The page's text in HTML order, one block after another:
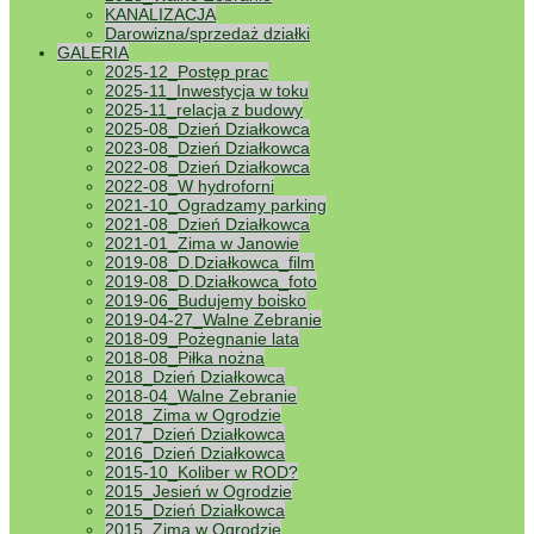
KANALIZACJA
Darowizna/sprzedaż działki
GALERIA
2025-12_Postęp prac
2025-11_Inwestycja w toku
2025-11_relacja z budowy
2025-08_Dzień Działkowca
2023-08_Dzień Działkowca
2022-08_Dzień Działkowca
2022-08_W hydroforni
2021-10_Ogradzamy parking
2021-08_Dzień Działkowca
2021-01_Zima w Janowie
2019-08_D.Działkowca_film
2019-08_D.Działkowca_foto
2019-06_Budujemy boisko
2019-04-27_Walne Zebranie
2018-09_Pożegnanie lata
2018-08_Piłka nożna
2018_Dzień Działkowca
2018-04_Walne Zebranie
2018_Zima w Ogrodzie
2017_Dzień Działkowca
2016_Dzień Działkowca
2015-10_Koliber w ROD?
2015_Jesień w Ogrodzie
2015_Dzień Działkowca
2015_Zima w Ogrodzie